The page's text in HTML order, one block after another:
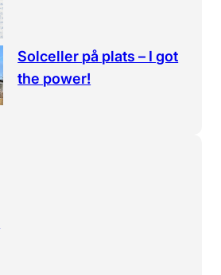
Solceller på plats – I got
the power!